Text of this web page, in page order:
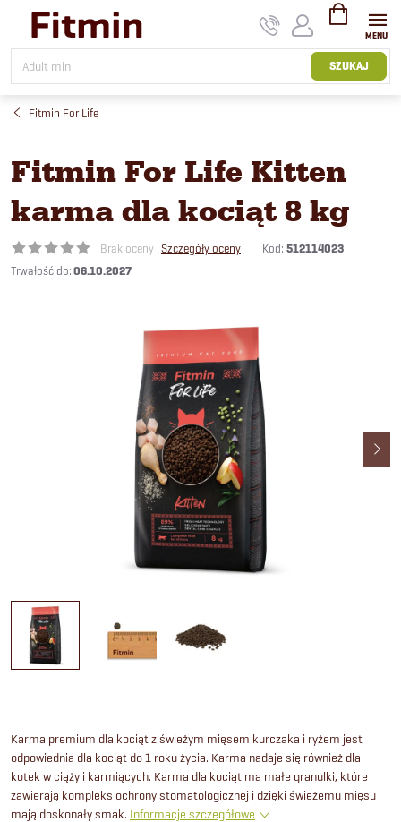
treści
SZUKAJ
KOSZYK
Fitmin For Life
Fitmin For Life Kitten
karma dla kociąt 8 kg
Brak oceny Szczegóły oceny Kod: 512114023
06.10.2027
Karma premium dla kociąt z świeżym mięsem kurczaka i ryżem jest
odpowiednia dla kociąt do 1 roku życia. Karma nadaje się również dla
kotek w ciąży i karmiących. Karma dla kociąt ma małe granulki, które
zawierają kompleks ochrony stomatologicznej i dzięki świeżemu mięsu
mają doskonały smak. Informacje szczegółowe